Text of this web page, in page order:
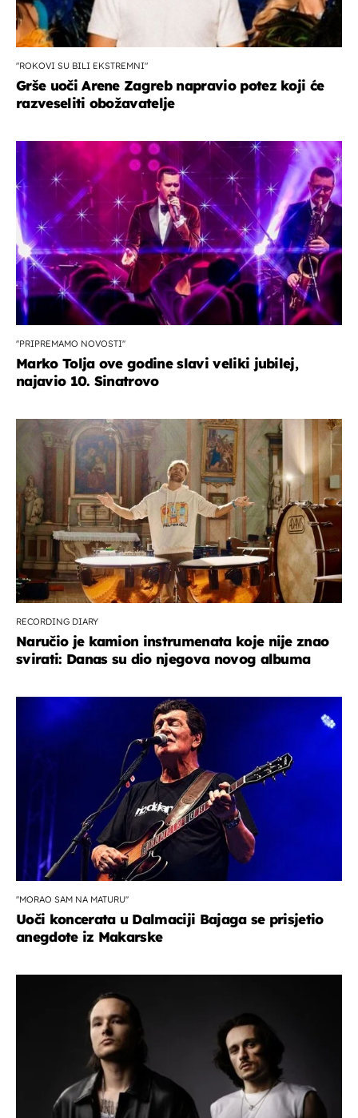
"ROKOVI SU BILI EKSTREMNI"
Grše uoči Arene Zagreb napravio potez koji će
razveseliti obožavatelje
''PRIPREMAMO NOVOSTI''
Marko Tolja ove godine slavi veliki jubilej,
najavio 10. Sinatrovo
RECORDING DIARY
Naručio je kamion instrumenata koje nije znao
svirati: Danas su dio njegova novog albuma
''MORAO SAM NA MATURU''
Uoči koncerata u Dalmaciji Bajaga se prisjetio
anegdote iz Makarske